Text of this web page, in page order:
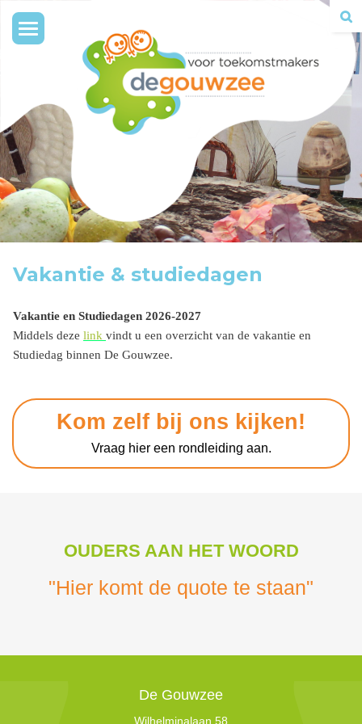
Toggle
navigation
Vakantie & studiedagen
Vakantie en Studiedagen 2026-2027
Middels deze link vindt u een overzicht van de vakantie en
Studiedag binnen De Gouwzee.
Kom zelf bij ons kijken!
Vraag hier een rondleiding aan.
OUDERS AAN HET WOORD
"Hier komt de quote te staan"
De Gouwzee
Wilhelminalaan 58